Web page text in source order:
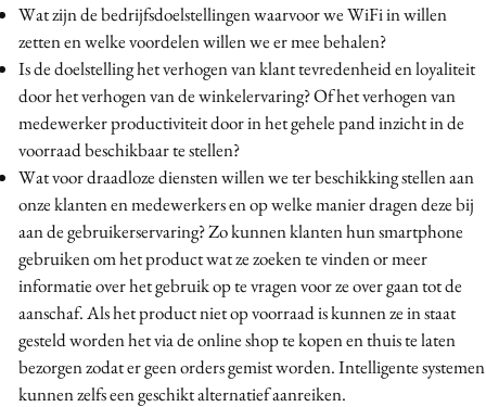
Wat zijn de bedrijfsdoelstellingen waarvoor we WiFi in willen
zetten en welke voordelen willen we er mee behalen?
Is de doelstelling het verhogen van klant tevredenheid en loyaliteit
door het verhogen van de winkelervaring? Of het verhogen van
medewerker productiviteit door in het gehele pand inzicht in de
voorraad beschikbaar te stellen?
Wat voor draadloze diensten willen we ter beschikking stellen aan
onze klanten en medewerkers en op welke manier dragen deze bij
aan de gebruikerservaring? Zo kunnen klanten hun smartphone
gebruiken om het product wat ze zoeken te vinden or meer
informatie over het gebruik op te vragen voor ze over gaan tot de
aanschaf. Als het product niet op voorraad is kunnen ze in staat
gesteld worden het via de online shop te kopen en thuis te laten
bezorgen zodat er geen orders gemist worden. Intelligente systemen
kunnen zelfs een geschikt alternatief aanreiken.